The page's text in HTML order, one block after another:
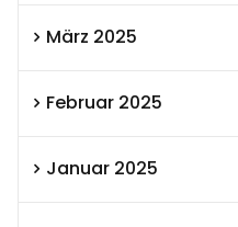
März 2025
Februar 2025
Januar 2025